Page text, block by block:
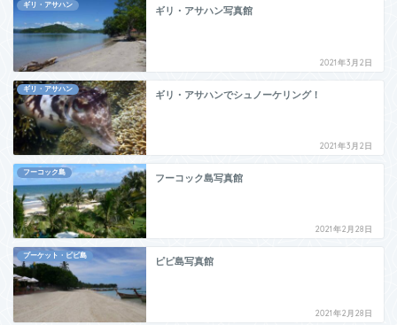
ギリ・アサハン
ギリ・アサハン写真館
2021年3月2日
ギリ・アサハン
ギリ・アサハンでシュノーケリング！
2021年3月2日
フーコック島
フーコック島写真館
2021年2月28日
プーケット・ピピ島
ピピ島写真館
2021年2月28日